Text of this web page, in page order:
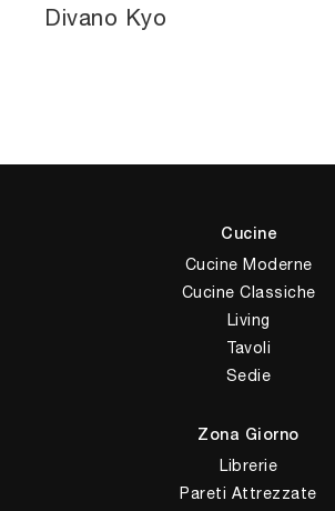
Divano Kyo
Cucine
Cucine Moderne
Cucine Classiche
Living
Tavoli
Sedie
Zona Giorno
Librerie
Pareti Attrezzate